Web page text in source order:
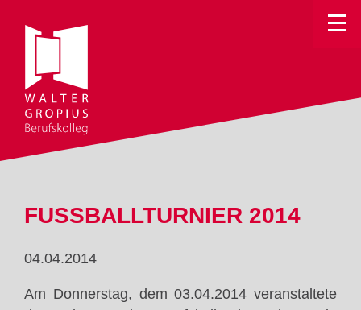
FUSSBALLTURNIER 2014
04.04.2014
Am Donnerstag, dem 03.04.2014 veranstaltete